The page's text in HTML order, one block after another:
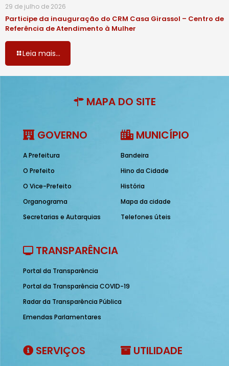
29 de julho de 2026
Participe da inauguração do CRM Casa Girassol – Centro de
Referência de Atendimento à Mulher
Leia mais...
MAPA DO SITE
GOVERNO
A Prefeitura
O Prefeito
O Vice-Prefeito
Organograma
Secretarias e Autarquias
MUNICÍPIO
Bandeira
Hino da Cidade
História
Mapa da cidade
Telefones úteis
TRANSPARÊNCIA
Portal da Transparência
Portal da Transparência COVID-19
Radar da Transparência Pública
Emendas Parlamentares
SERVIÇOS UTILIDADE